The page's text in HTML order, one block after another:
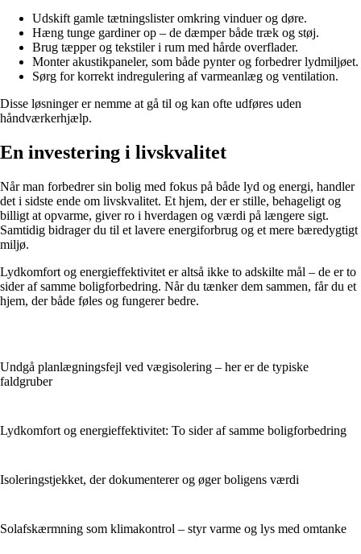
Udskift gamle tætningslister omkring vinduer og døre.
Hæng tunge gardiner op – de dæmper både træk og støj.
Brug tæpper og tekstiler i rum med hårde overflader.
Monter akustikpaneler, som både pynter og forbedrer lydmiljøet.
Sørg for korrekt indregulering af varmeanlæg og ventilation.
Disse løsninger er nemme at gå til og kan ofte udføres uden
håndværkerhjælp.
En investering i livskvalitet
Når man forbedrer sin bolig med fokus på både lyd og energi, handler
det i sidste ende om livskvalitet. Et hjem, der er stille, behageligt og
billigt at opvarme, giver ro i hverdagen og værdi på længere sigt.
Samtidig bidrager du til et lavere energiforbrug og et mere bæredygtigt
miljø.
Lydkomfort og energieffektivitet er altså ikke to adskilte mål – de er to
sider af samme boligforbedring. Når du tænker dem sammen, får du et
hjem, der både føles og fungerer bedre.
Undgå planlægningsfejl ved vægisolering – her er de typiske
faldgruber
Lydkomfort og energieffektivitet: To sider af samme boligforbedring
Isoleringstjekket, der dokumenterer og øger boligens værdi
Solafskærmning som klimakontrol – styr varme og lys med omtanke